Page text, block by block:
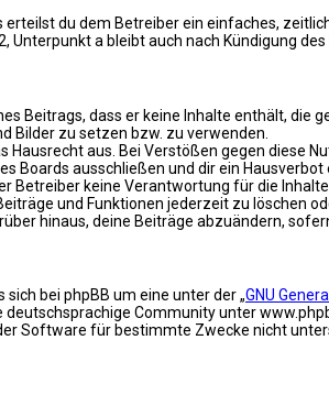
erteilst du dem Betreiber ein einfaches,
Unterpunkt a bleibt auch nach Kündigung
Beitrags, dass er keine Inhalte enthält, die
Bilder zu setzen bzw. zu verwenden.
Hausrecht aus. Bei Verstößen gegen diese
Boards ausschließen und dir ein Hausverbot
Betreiber keine Verantwortung für die
und Funktionen jederzeit zu löschen
hinaus, deine Beiträge abzuändern,
bei phpBB um eine unter der „GNU
Community unter
Software für bestimmte Zwecke nicht